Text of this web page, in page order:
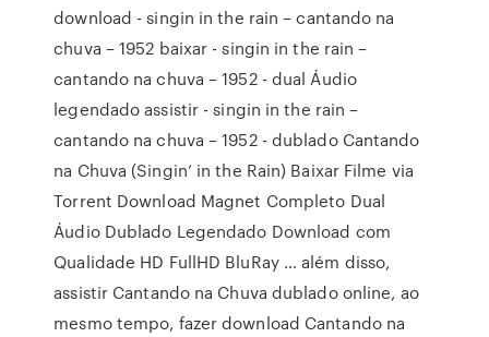
download - singin in the rain – cantando na
chuva – 1952 baixar - singin in the rain –
cantando na chuva – 1952 - dual Áudio
legendado assistir - singin in the rain –
cantando na chuva – 1952 - dublado Cantando
na Chuva (Singin’ in the Rain) Baixar Filme via
Torrent Download Magnet Completo Dual
Áudio Dublado Legendado Download com
Qualidade HD FullHD BluRay … além disso,
assistir Cantando na Chuva dublado online, ao
mesmo tempo, fazer download Cantando na